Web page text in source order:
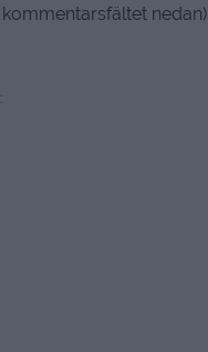
kommentarsfältet nedan)